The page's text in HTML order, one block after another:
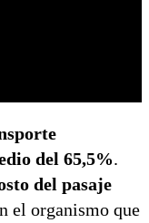
del 65,5%.
del pasaje
el organismo que